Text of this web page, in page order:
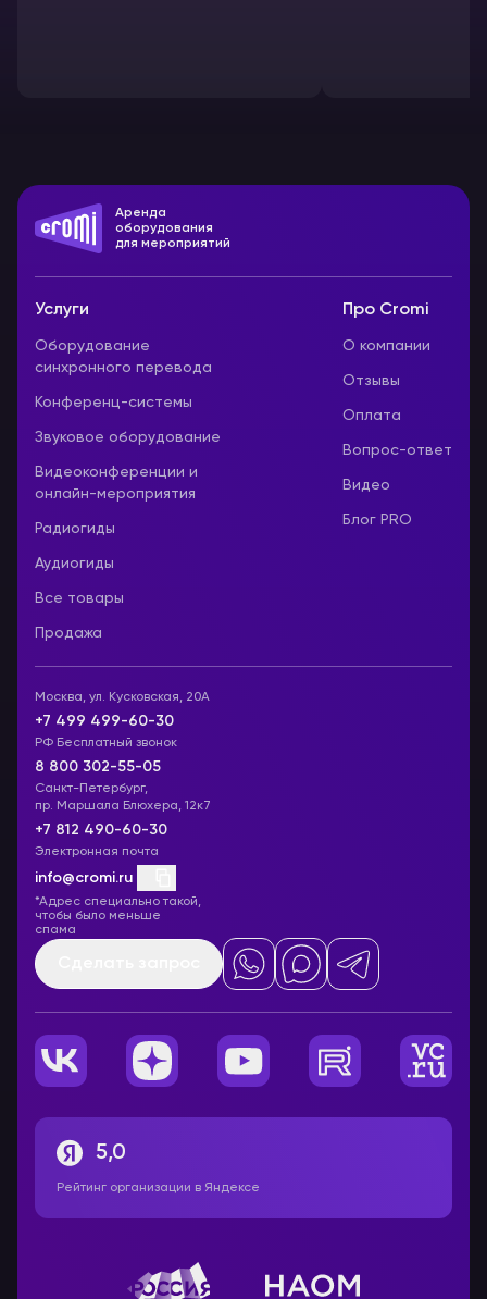
Аренда
оборудования
для мероприятий
Услуги
Оборудование
синхронного перевода
Конференц-системы
Звуковое оборудование
Видеоконференции и
онлайн-мероприятия
Радиогиды
Аудиогиды
Все товары
Продажа
Про Cromi
О компании
Отзывы
Оплата
Вопрос-ответ
Видео
Блог PRO
Москва, ул. Кусковская, 20А
+7 499 499-60-30
РФ Бесплатный звонок
8 800 302-55-05
Санкт-Петербург,
пр. Маршала Блюхера, 12к7
+7 812 490-60-30
Электронная почта
info@cromi.ru
*Адрес специально такой,
чтобы было меньше
спама
5,0
Рейтинг организации в Яндексе